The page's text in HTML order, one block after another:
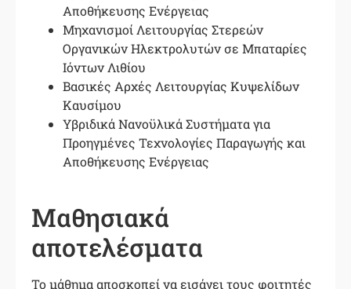
Αποθήκευσης Ενέργειας
Μηχανισμοί Λειτουργίας Στερεών
Οργανικών Ηλεκτρολυτών σε Μπαταρίες
Ιόντων Λιθίου
Βασικές Αρχές Λειτουργίας Κυψελίδων
Καυσίμου
Υβριδικά Νανοϋλικά Συστήματα για
Προηγμένες Τεχνολογίες Παραγωγής και
Αποθήκευσης Ενέργειας
Μαθησιακά
αποτελέσματα
Το μάθημα αποσκοπεί να εισάγει τους φοιτητές